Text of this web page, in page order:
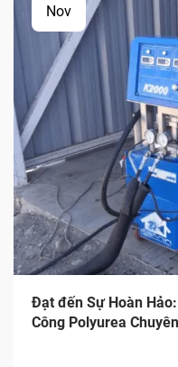
Nov
Đạt đến Sự Hoàn
Công Polyurea